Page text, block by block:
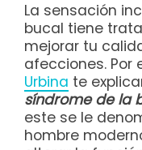
La sensación
bucal tiene
mejorar tu
afecciones. Por
Urbina te
síndrome de la
este se le
hombre